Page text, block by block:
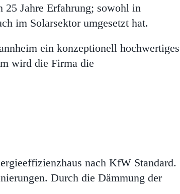
25 Jahre Erfahrung; sowohl in
im Solarsektor umgesetzt hat.
ein konzeptionell hochwertiges
wird die Firma die
nach KfW Standard.
Durch die Dämmung der